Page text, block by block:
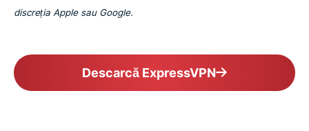
discreția Apple sau Google.
Descarcă ExpressVPN